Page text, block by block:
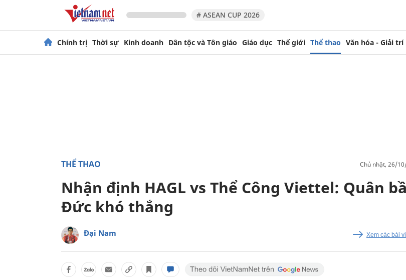
# ASEAN CUP 2026
Chính trị Thời sự Kinh doanh Dân tộc và Tôn giáo Giáo dục Thế giới Thể thao Văn hóa - Giải trí
THỂ THAO chủ nhật, 26/
Nhận định HAGL vs Thể Công Viettel: Quân
Đức khó thắng
Đại Nam Xem các bài